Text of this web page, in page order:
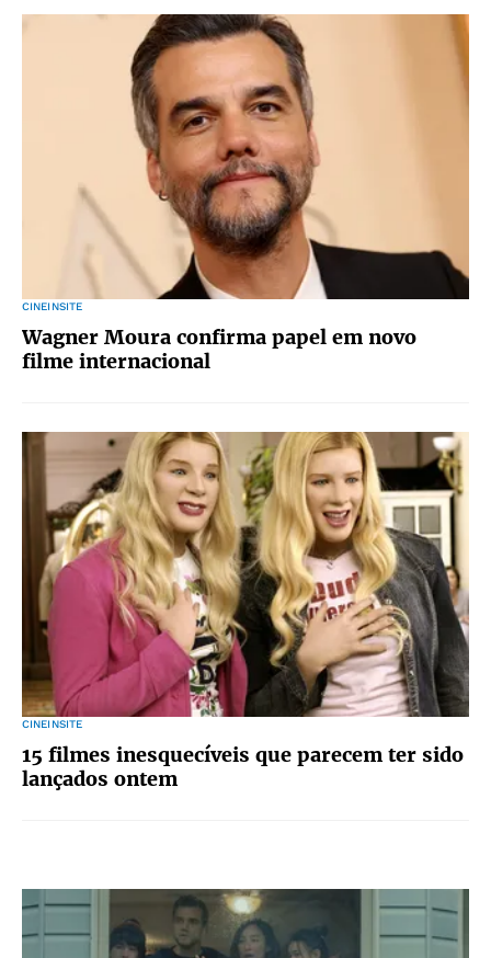
CINEINSITE
Wagner Moura confirma papel em novo
filme internacional
CINEINSITE
15 filmes inesquecíveis que parecem ter sido
lançados ontem